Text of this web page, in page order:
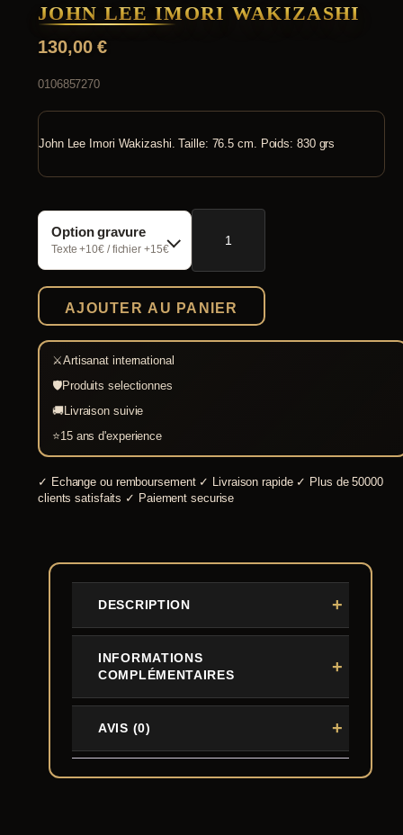
JOHN LEE IMORI WAKIZASHI
130,00€
0106857270
John Lee Imori Wakizashi. Taille: 76.5 cm. Poids: 830 grs
Option gravure
Texte +10€ / fichier +15€
quantité
Lee
AJOUTER AU PANIER
⚔Artisanat international
🛡Produits selectionnes
🚚Livraison suivie
⭐15 ans d'experience
✓ Echange ou remboursement ✓ Livraison rapide ✓ Plus de 50000
clients satisfaits ✓ Paiement securise
DESCRIPTION
INFORMATIONS
COMPLÉMENTAIRES
AVIS (0)